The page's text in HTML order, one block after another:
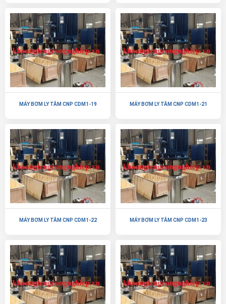
MÁY BƠM LY TÂM CNP CDM1-19 MÁY BƠM LY TÂM CNP CDM1-21
MÁY BƠM LY TÂM CNP CDM1-22 MÁY BƠM LY TÂM CNP CDM1-23